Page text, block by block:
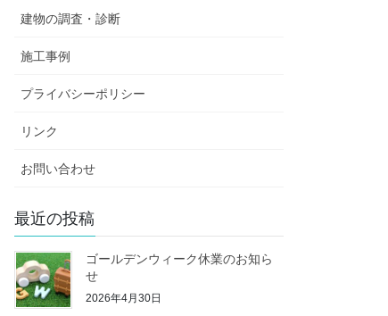
建物の調査・診断
施工事例
プライバシーポリシー
リンク
お問い合わせ
最近の投稿
ゴールデンウィーク休業のお知ら
せ
2026年4月30日